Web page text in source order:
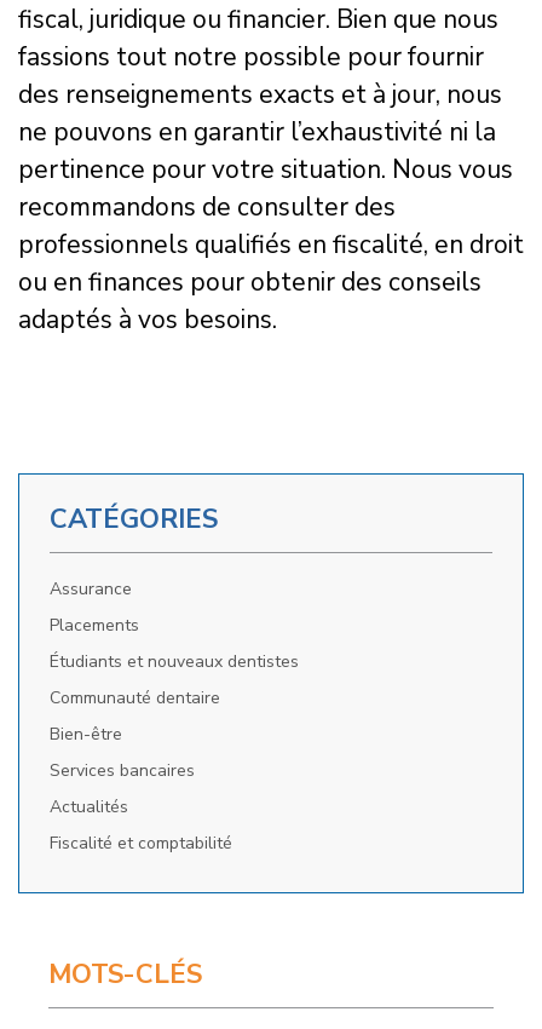
fiscal, juridique ou financier. Bien que nous
fassions tout notre possible pour fournir
des renseignements exacts et à jour, nous
ne pouvons en garantir l’exhaustivité ni la
pertinence pour votre situation. Nous vous
recommandons de consulter des
professionnels qualifiés en fiscalité, en droit
ou en finances pour obtenir des conseils
adaptés à vos besoins.
CATÉGORIES
Assurance
Placements
Étudiants et nouveaux dentistes
Communauté dentaire
Bien-être
Services bancaires
Actualités
Fiscalité et comptabilité
MOTS-CLÉS